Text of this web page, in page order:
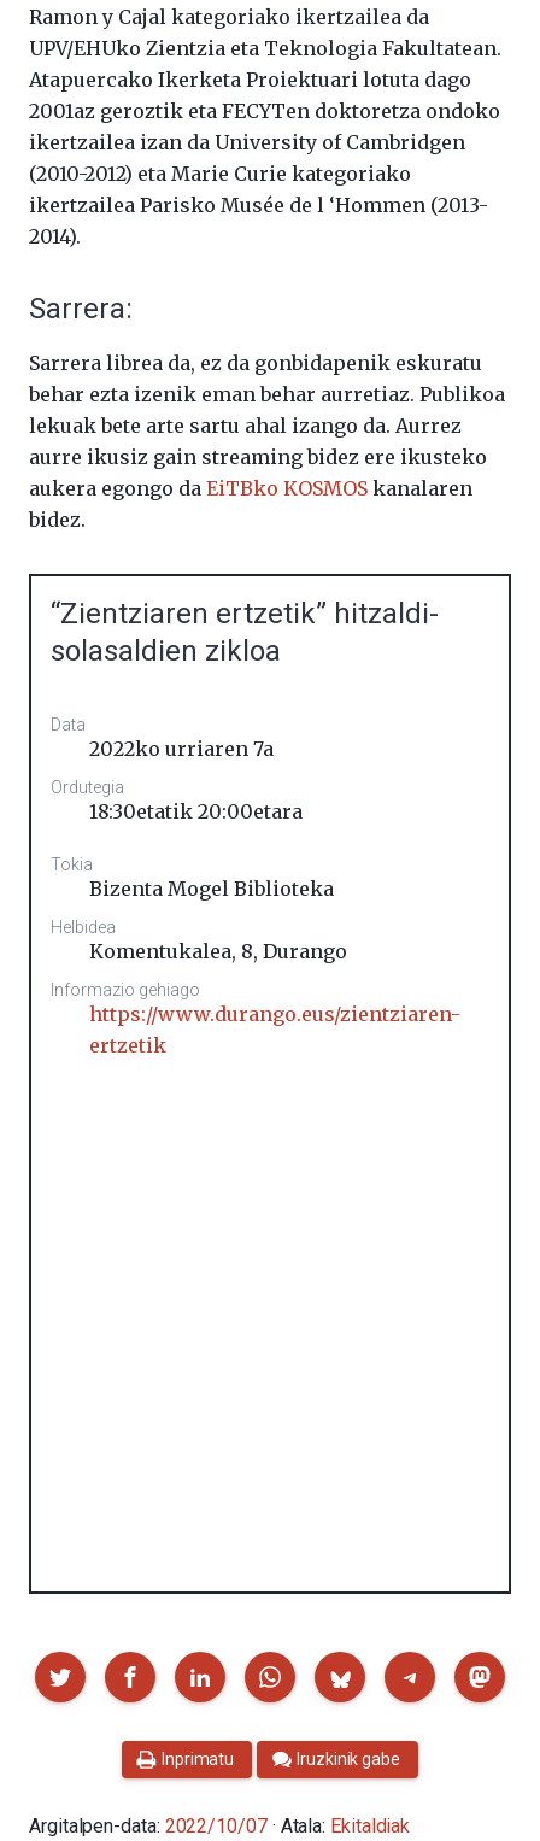
Ramon y Cajal kategoriako ikertzailea da
UPV/EHUko Zientzia eta Teknologia Fakultatean.
Atapuercako Ikerketa Proiektuari lotuta dago
2001az geroztik eta FECYTen doktoretza ondoko
ikertzailea izan da University of Cambridgen
(2010-2012) eta Marie Curie kategoriako
ikertzailea Parisko Musée de l ‘Hommen (2013-
2014).
Sarrera:
Sarrera librea da, ez da gonbidapenik eskuratu
behar ezta izenik eman behar aurretiaz. Publikoa
lekuak bete arte sartu ahal izango da. Aurrez
aurre ikusiz gain streaming bidez ere ikusteko
aukera egongo da EiTBko KOSMOS kanalaren
bidez.
“Zientziaren ertzetik” hitzaldi-
solasaldien zikloa
Data
2022ko urriaren 7a
Ordutegia
18:30etatik 20:00etara
Tokia
Bizenta Mogel Biblioteka
Helbidea
Komentukalea, 8, Durango
Informazio gehiago
https://www.durango.eus/zientziaren-
ertzetik
Partekatu
Inprimatu Iruzkinik gabe
Argitalpen-data: 2022/10/07 · Atala: Ekitaldiak